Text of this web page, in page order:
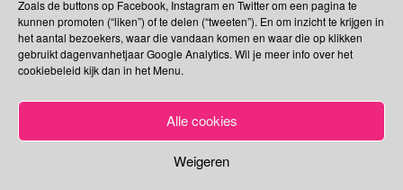
Zoals de buttons op Facebook, Instagram en Twitter om een pagina te
kunnen promoten (“liken”) of te delen (“tweeten”). En om inzicht te krijgen in
het aantal bezoekers, waar die vandaan komen en waar die op klikken
gebruikt dagenvanhetjaar Google Analytics. Wil je meer info over het
cookiebeleid kijk dan in het Menu.
Alle cookies
Weigeren
Je kunt me volgen op
Zoeken